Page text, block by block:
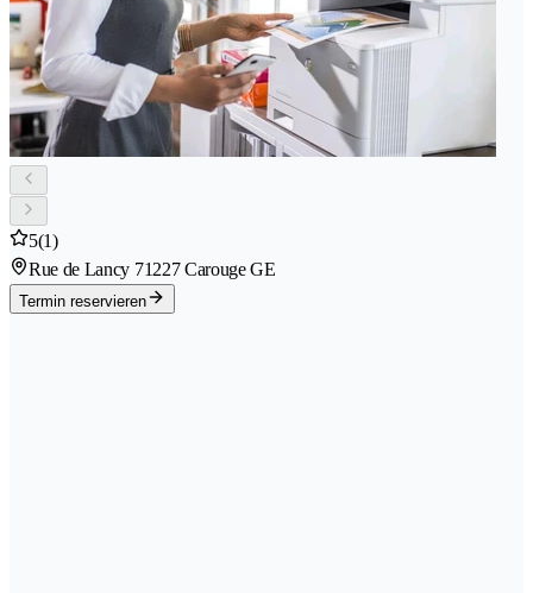
5(1)
Rue de Lancy 71227 Carouge GE
Termin reservieren